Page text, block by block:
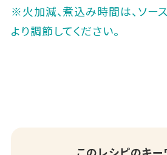
※火加減、煮込み時間は、ソー
より調節してください。